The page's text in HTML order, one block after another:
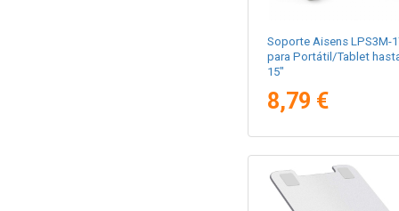
Soporte Aisens LPS3M-
para Portátil/Tablet
15"
8,79 €